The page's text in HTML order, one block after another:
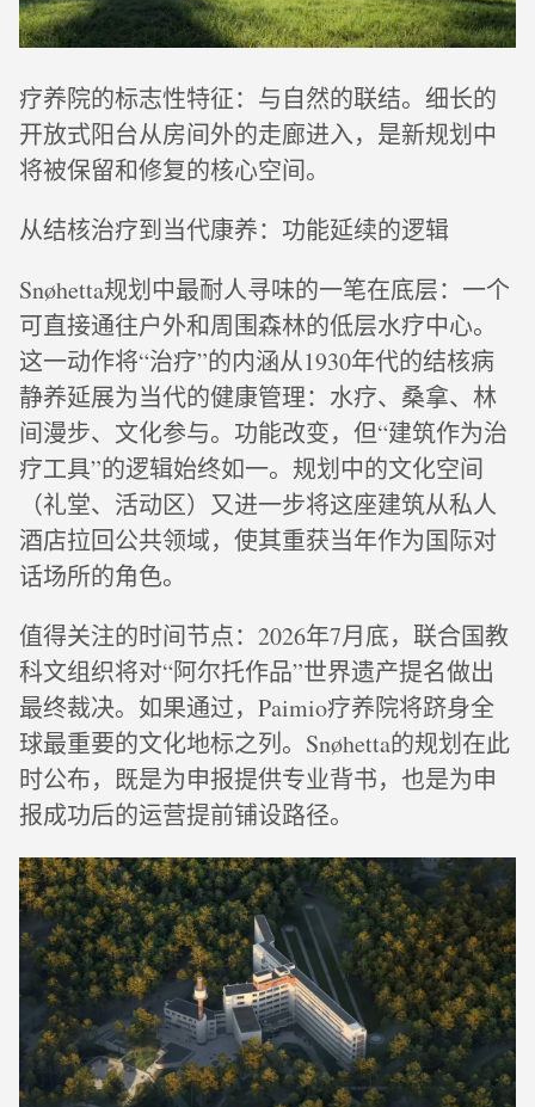
疗养院的标志性特征：与自然的联结。细长的
开放式阳台从房间外的走廊进入，是新规划中
将被保留和修复的核心空间。
从结核治疗到当代康养：功能延续的逻辑
Snøhetta规划中最耐人寻味的一笔在底层：一个
可直接通往户外和周围森林的低层水疗中心。
这一动作将“治疗”的内涵从1930年代的结核病
静养延展为当代的健康管理：水疗、桑拿、林
间漫步、文化参与。功能改变，但“建筑作为治
疗工具”的逻辑始终如一。规划中的文化空间
（礼堂、活动区）又进一步将这座建筑从私人
酒店拉回公共领域，使其重获当年作为国际对
话场所的角色。
值得关注的时间节点：2026年7月底，联合国教
科文组织将对“阿尔托作品”世界遗产提名做出
最终裁决。如果通过，Paimio疗养院将跻身全
球最重要的文化地标之列。Snøhetta的规划在此
时公布，既是为申报提供专业背书，也是为申
报成功后的运营提前铺设路径。